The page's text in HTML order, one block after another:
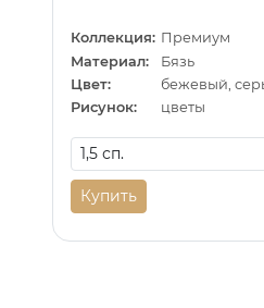
Коллекция: Премиум
Материал:
Бязь
Цвет:
бежевый,
Рисунок:
цветы
Купить